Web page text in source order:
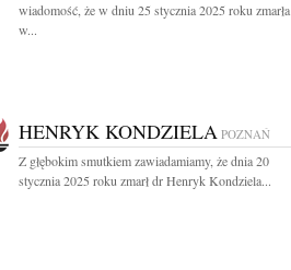
wiadomość, że w dniu 25 stycznia 2025 roku zmarła
w...
HENRYK KONDZIELA POZNAŃ
Z głębokim smutkiem zawiadamiamy, że dnia 20
stycznia 2025 roku zmarł dr Henryk Kondziela...